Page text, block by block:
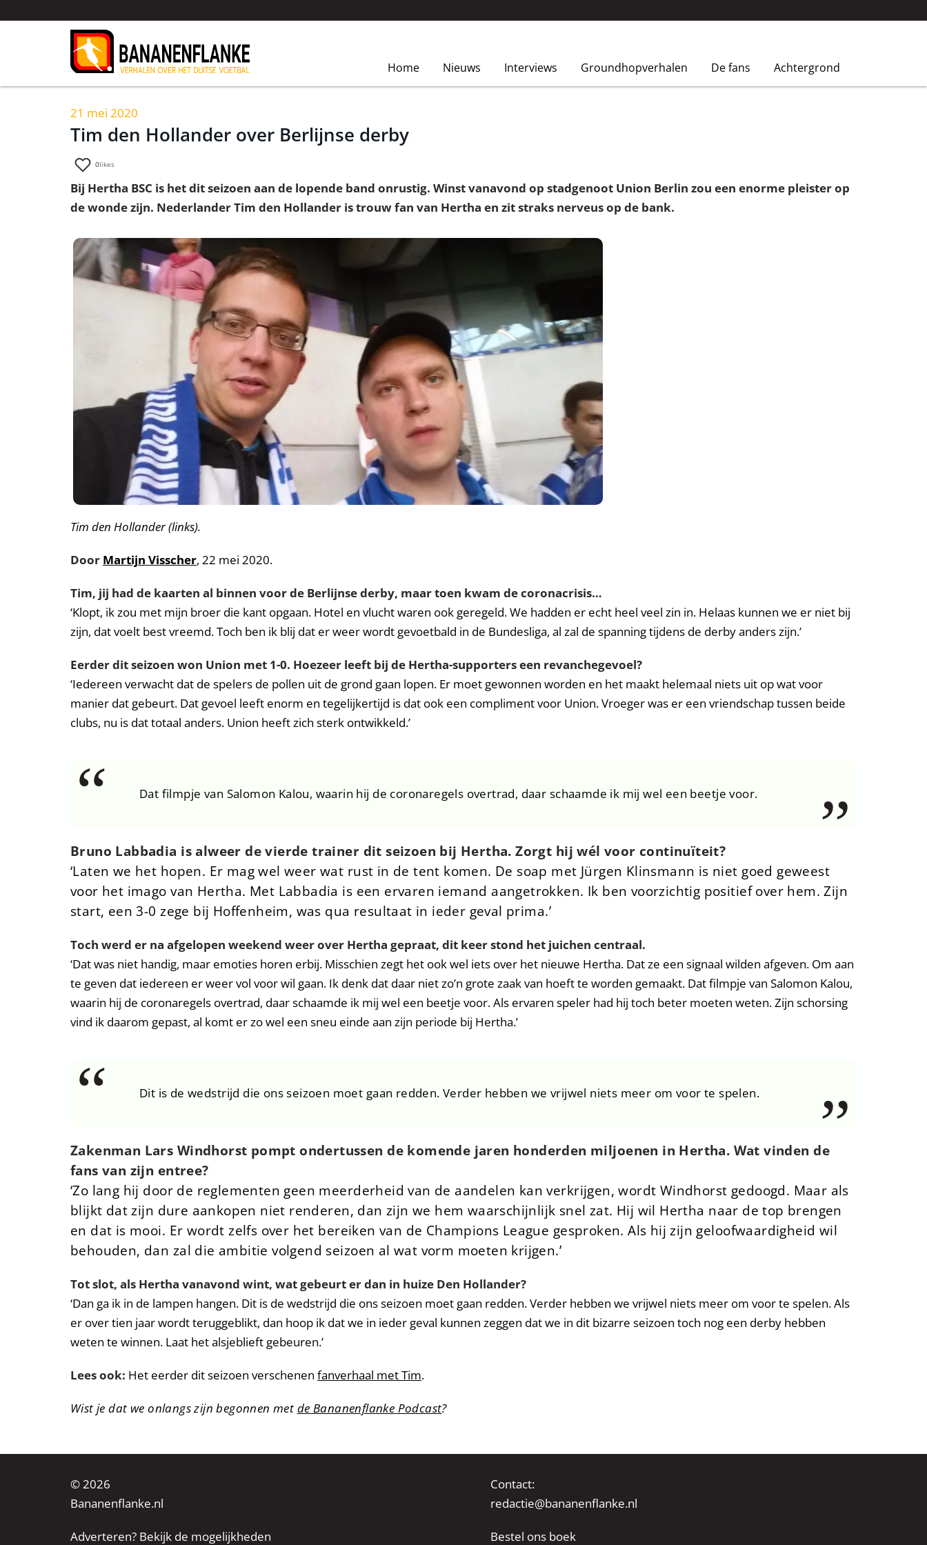
Home Nieuws Interviews Groundhopverhalen De fans Achtergrond
21 mei 2020
Tim den Hollander over Berlijnse derby
0likes
Bij Hertha BSC is het dit seizoen aan de lopende band onrustig. Winst vanavond op stadgenoot Union Berlin zou een enorme pleister op
de wonde zijn. Nederlander Tim den Hollander is trouw fan van Hertha en zit straks nerveus op de bank.
Tim den Hollander (links).
Door Martijn Visscher, 22 mei 2020.
Tim, jij had de kaarten al binnen voor de Berlijnse derby, maar toen kwam de coronacrisis…
‘Klopt, ik zou met mijn broer die kant opgaan. Hotel en vlucht waren ook geregeld. We hadden er echt heel veel zin in. Helaas kunnen we er niet bij
zijn, dat voelt best vreemd. Toch ben ik blij dat er weer wordt gevoetbald in de Bundesliga, al zal de spanning tijdens de derby anders zijn.’
Eerder dit seizoen won Union met 1-0. Hoezeer leeft bij de Hertha-supporters een revanchegevoel?
‘Iedereen verwacht dat de spelers de pollen uit de grond gaan lopen. Er moet gewonnen worden en het maakt helemaal niets uit op wat voor
manier dat gebeurt. Dat gevoel leeft enorm en tegelijkertijd is dat ook een compliment voor Union. Vroeger was er een vriendschap tussen beide
clubs, nu is dat totaal anders. Union heeft zich sterk ontwikkeld.’
Dat filmpje van Salomon Kalou, waarin hij de coronaregels overtrad, daar schaamde ik mij wel een beetje voor.
Bruno Labbadia is alweer de vierde trainer dit seizoen bij Hertha. Zorgt hij wél voor continuïteit?
‘Laten we het hopen. Er mag wel weer wat rust in de tent komen. De soap met Jürgen Klinsmann is niet goed geweest
voor het imago van Hertha. Met Labbadia is een ervaren iemand aangetrokken. Ik ben voorzichtig positief over hem. Zijn
start, een 3-0 zege bij Hoffenheim, was qua resultaat in ieder geval prima.’
Toch werd er na afgelopen weekend weer over Hertha gepraat, dit keer stond het juichen centraal.
‘Dat was niet handig, maar emoties horen erbij. Misschien zegt het ook wel iets over het nieuwe Hertha. Dat ze een signaal wilden afgeven. Om aan
te geven dat iedereen er weer vol voor wil gaan. Ik denk dat daar niet zo’n grote zaak van hoeft te worden gemaakt. Dat filmpje van Salomon Kalou,
waarin hij de coronaregels overtrad, daar schaamde ik mij wel een beetje voor. Als ervaren speler had hij toch beter moeten weten. Zijn schorsing
vind ik daarom gepast, al komt er zo wel een sneu einde aan zijn periode bij Hertha.’
Dit is de wedstrijd die ons seizoen moet gaan redden. Verder hebben we vrijwel niets meer om voor te spelen.
Zakenman Lars Windhorst pompt ondertussen de komende jaren honderden miljoenen in Hertha. Wat vinden de
fans van zijn entree?
‘Zo lang hij door de reglementen geen meerderheid van de aandelen kan verkrijgen, wordt Windhorst gedoogd. Maar als
blijkt dat zijn dure aankopen niet renderen, dan zijn we hem waarschijnlijk snel zat. Hij wil Hertha naar de top brengen
en dat is mooi. Er wordt zelfs over het bereiken van de Champions League gesproken. Als hij zijn geloofwaardigheid wil
behouden, dan zal die ambitie volgend seizoen al wat vorm moeten krijgen.’
Tot slot, als Hertha vanavond wint, wat gebeurt er dan in huize Den Hollander?
‘Dan ga ik in de lampen hangen. Dit is de wedstrijd die ons seizoen moet gaan redden. Verder hebben we vrijwel niets meer om voor te spelen. Als
er over tien jaar wordt teruggeblikt, dan hoop ik dat we in ieder geval kunnen zeggen dat we in dit bizarre seizoen toch nog een derby hebben
weten te winnen. Laat het alsjeblieft gebeuren.’
Lees ook: Het eerder dit seizoen verschenen fanverhaal met Tim.
Wist je dat we onlangs zijn begonnen met de Bananenflanke Podcast?
© 2026
Bananenflanke.nl
Adverteren? Bekijk de mogelijkheden
Contact:
redactie@bananenflanke.nl
Bestel ons boek